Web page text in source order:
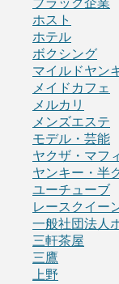
ブラック企業
ホスト
ホテル
ボクシング
マイルドヤン
メイドカフェ
メルカリ
メンズエステ
モデル・芸能
ヤクザ・マフ
ヤンキー・半
ユーチューブ
レースクイー
一般社団法人
三軒茶屋
三鷹
上野